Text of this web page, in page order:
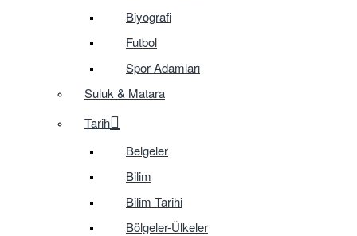
Biyografi
Futbol
Spor Adamları
Suluk & Matara
Tarih
Belgeler
Bilim
Bilim Tarihi
Bölgeler-Ülkeler